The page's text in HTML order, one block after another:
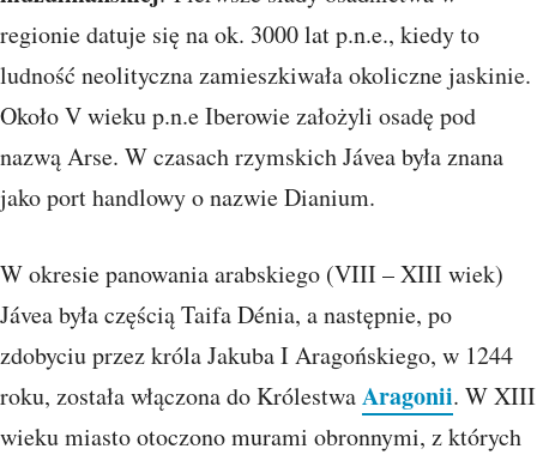
regionie datuje się na ok. 3000 lat p.n.e., kiedy to
ludność neolityczna zamieszkiwała okoliczne jaskinie.
Około V wieku p.n.e Iberowie założyli osadę pod
nazwą Arse. W czasach rzymskich Jávea była znana
jako port handlowy o nazwie Dianium.
W okresie panowania arabskiego (VIII – XIII wiek)
Jávea była częścią Taifa Dénia, a następnie, po
zdobyciu przez króla Jakuba I Aragońskiego, w 1244
roku, została włączona do KrólestwaAragonii. W XIII
wieku miasto otoczono murami obronnymi, z których